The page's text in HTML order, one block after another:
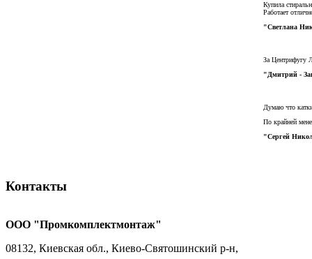
Купила
Работает
"Светлана
За Центрифугу
"Дмитрий -
Думаю что
По крайней
"Сергей
Контакты
ООО "Промкомплектмонтаж"
08132, Киевская обл., Киево-Святошинский р-н,